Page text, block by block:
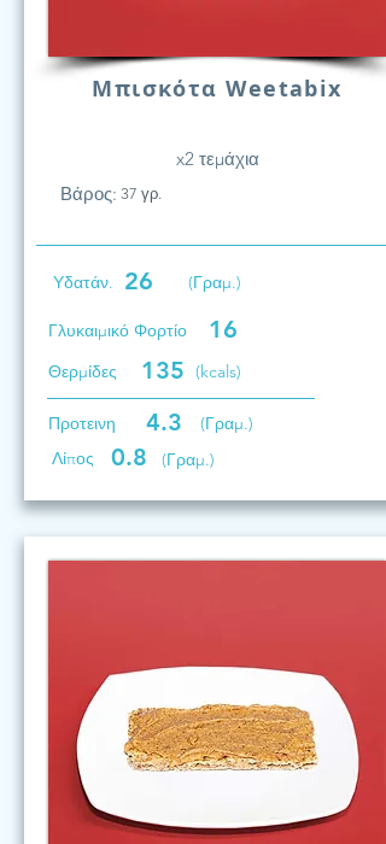
Μπισκότα Weetabix
x2 τεμάχια
Βάρος: 37 γρ.
Υδατάν. 26 (Γραμ.)
Γλυκαιμικό Φορτίο 16
Θερμίδες 135 (kcals)
Προτεινη 4.3
(Γραμ.)
Λίπος
0.8 (Γραμ.)